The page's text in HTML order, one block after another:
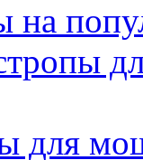
на
для